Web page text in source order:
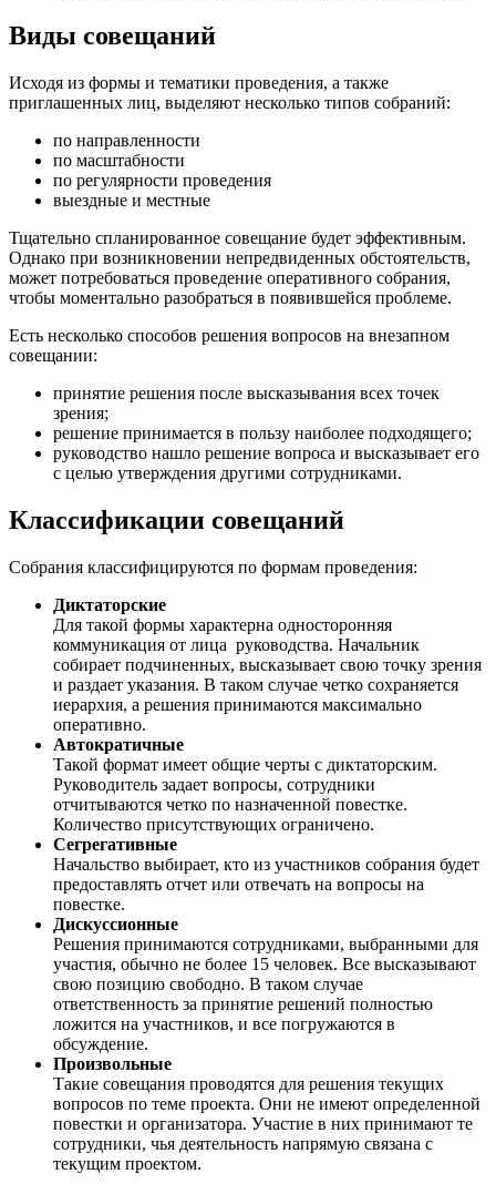
Виды совещаний
Исходя из формы и тематики проведения, а также
приглашенных лиц, выделяют несколько типов собраний:
по направленности
по масштабности
по регулярности проведения
выездные и местные
Тщательно спланированное совещание будет эффективным.
Однако при возникновении непредвиденных обстоятельств,
может потребоваться проведение оперативного собрания,
чтобы моментально разобраться в появившейся проблеме.
Есть несколько способов решения вопросов на внезапном
совещании:
принятие решения после высказывания всех точек
зрения;
решение принимается в пользу наиболее подходящего;
руководство нашло решение вопроса и высказывает его
с целью утверждения другими сотрудниками.
Классификации совещаний
Собрания классифицируются по формам проведения:
Диктаторские
Для такой формы характерна односторонняя
коммуникация от лица руководства. Начальник
собирает подчиненных, высказывает свою точку зрения
и раздает указания. В таком случае четко сохраняется
иерархия, а решения принимаются максимально
оперативно.
Автократичные
Такой формат имеет общие черты с диктаторским.
Руководитель задает вопросы, сотрудники
отчитываются четко по назначенной повестке.
Количество присутствующих ограничено.
Сегрегативные
Начальство выбирает, кто из участников собрания будет
предоставлять отчет или отвечать на вопросы на
повестке.
Дискуссионные
Решения принимаются сотрудниками, выбранными для
участия, обычно не более 15 человек. Все высказывают
свою позицию свободно. В таком случае
ответственность за принятие решений полностью
ложится на участников, и все погружаются в
обсуждение.
Произвольные
Такие совещания проводятся для решения текущих
вопросов по теме проекта. Они не имеют определенной
повестки и организатора. Участие в них принимают те
сотрудники, чья деятельность напрямую связана с
текущим проектом.